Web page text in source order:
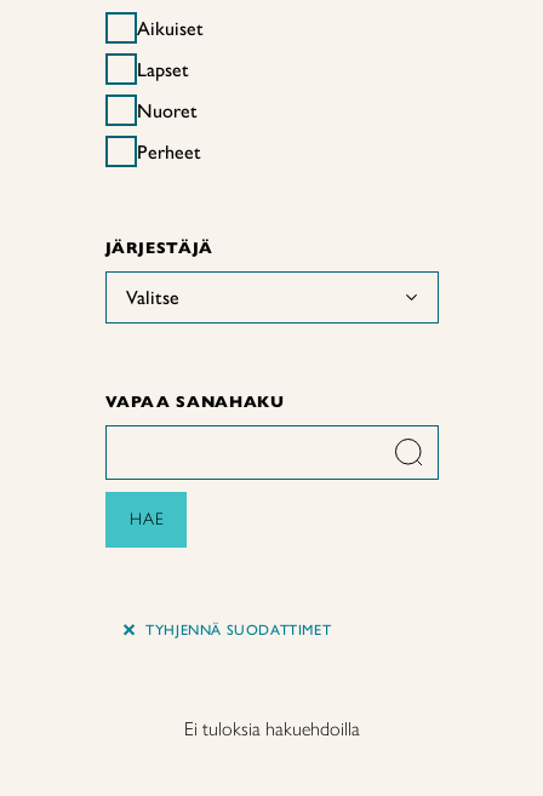
Aikuiset
Lapset
Nuoret
Perheet
JÄRJESTÄJÄ
Valitse
VAPAA SANAHAKU
HAE
+TYHJENNÄ SUODATTIMET
Ei tuloksia hakuehdoilla